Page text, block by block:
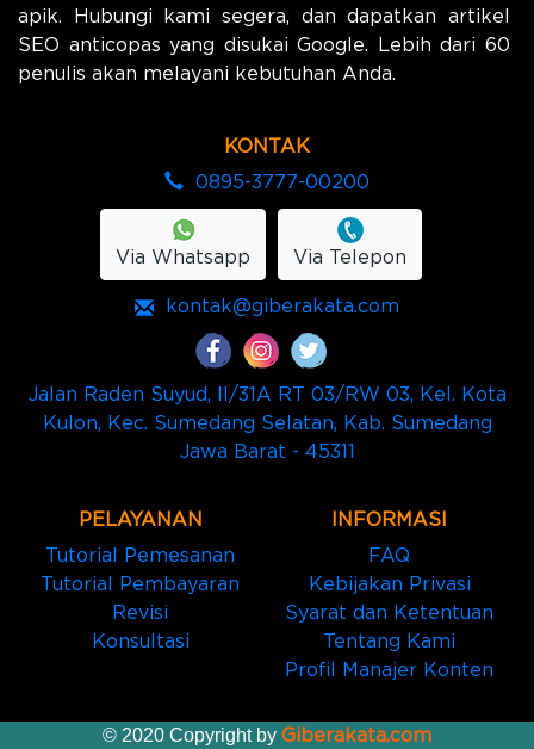
apik. Hubungi kami segera, dan dapatkan artikel
SEO anticopas yang disukai Google. Lebih dari 60
penulis akan melayani kebutuhan Anda.
KONTAK
0895-3777-00200
Via Whatsapp Via Telepon
kontak@giberakata.com
Jalan Raden Suyud, II/31A RT 03/RW 03, Kel. Kota
Kulon, Kec. Sumedang Selatan, Kab. Sumedang
Jawa Barat - 45311
PELAYANAN
Tutorial Pemesanan
Tutorial Pembayaran
Revisi
Konsultasi
INFORMASI
FAQ
Kebijakan Privasi
Syarat dan Ketentuan
Tentang Kami
Profil Manajer Konten
© 2020 Copyright by Giberakata.com